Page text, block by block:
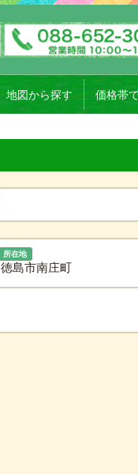
地図から探す 価格帯
所在地
徳島市南庄町